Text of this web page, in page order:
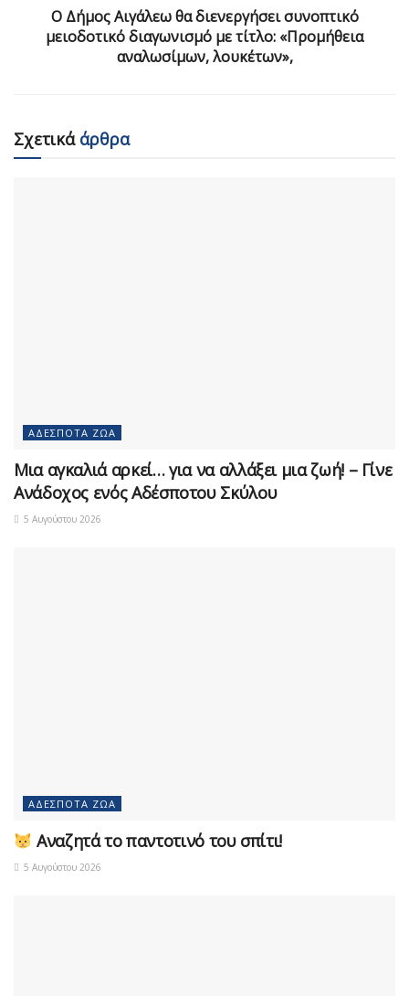
Ο Δήμος Αιγάλεω θα διενεργήσει συνοπτικό
μειοδοτικό διαγωνισμό με τίτλο: «Προμήθεια
αναλωσίμων, λουκέτων»,
Σχετικάάρθρα
ΑΔΈΣΠΟΤΑ ΖΏΑ
Μια αγκαλιά αρκεί… για να αλλάξει μια ζωή! – Γίνε
Ανάδοχος ενός Αδέσποτου Σκύλου
5 Αυγούστου 2026
ΑΔΈΣΠΟΤΑ ΖΏΑ
Αναζητά το παντοτινό του σπίτι!
5 Αυγούστου 2026